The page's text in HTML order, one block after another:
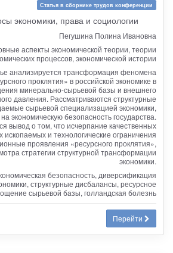
Статья в сборнике трудов конференции
экономики, права и социологии
Пегушина Полина Ивановна
аспекты экономической теории, теории
процессов, экономической истории
анализируется трансформация феномена
проклятия» в российской экономике в
минерально-сырьевой базы и внешнего
давления. Рассматриваются структурные
сырьевой специализацией экономики,
экономическую безопасность государства.
вывод о том, что исчерпание качественных
ископаемых и технологические ограничения
проявления «ресурсного проклятия»,
стратегии структурной трансформации
экономики.
безопасность, диверсификация
структурные дисбалансы, ресурсное
сырьевой базы, голландская болезнь
Перейти